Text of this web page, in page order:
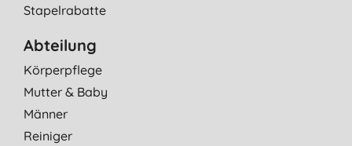
Stapelrabatte
Abteilung
Körperpflege
Mutter & Baby
Männer
Reiniger